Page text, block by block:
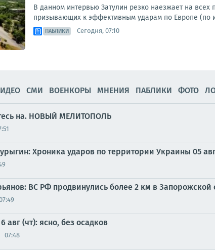
В данном интервью Затулин резко наезжает на всех
призывающих к эффективным ударам по Европе (по
ПАБЛИКИ Сегодня, 07:10
СМИ ВОЕНКОРЫ МНЕНИЯ ПАБЛИКИ ФОТО
на. НОВЫЙ МЕЛИТОПОЛЬ
Хроника ударов по территории Украины 05
ВС РФ продвинулись более 2 км в
авг (чт): ясно, без осадков
07:48